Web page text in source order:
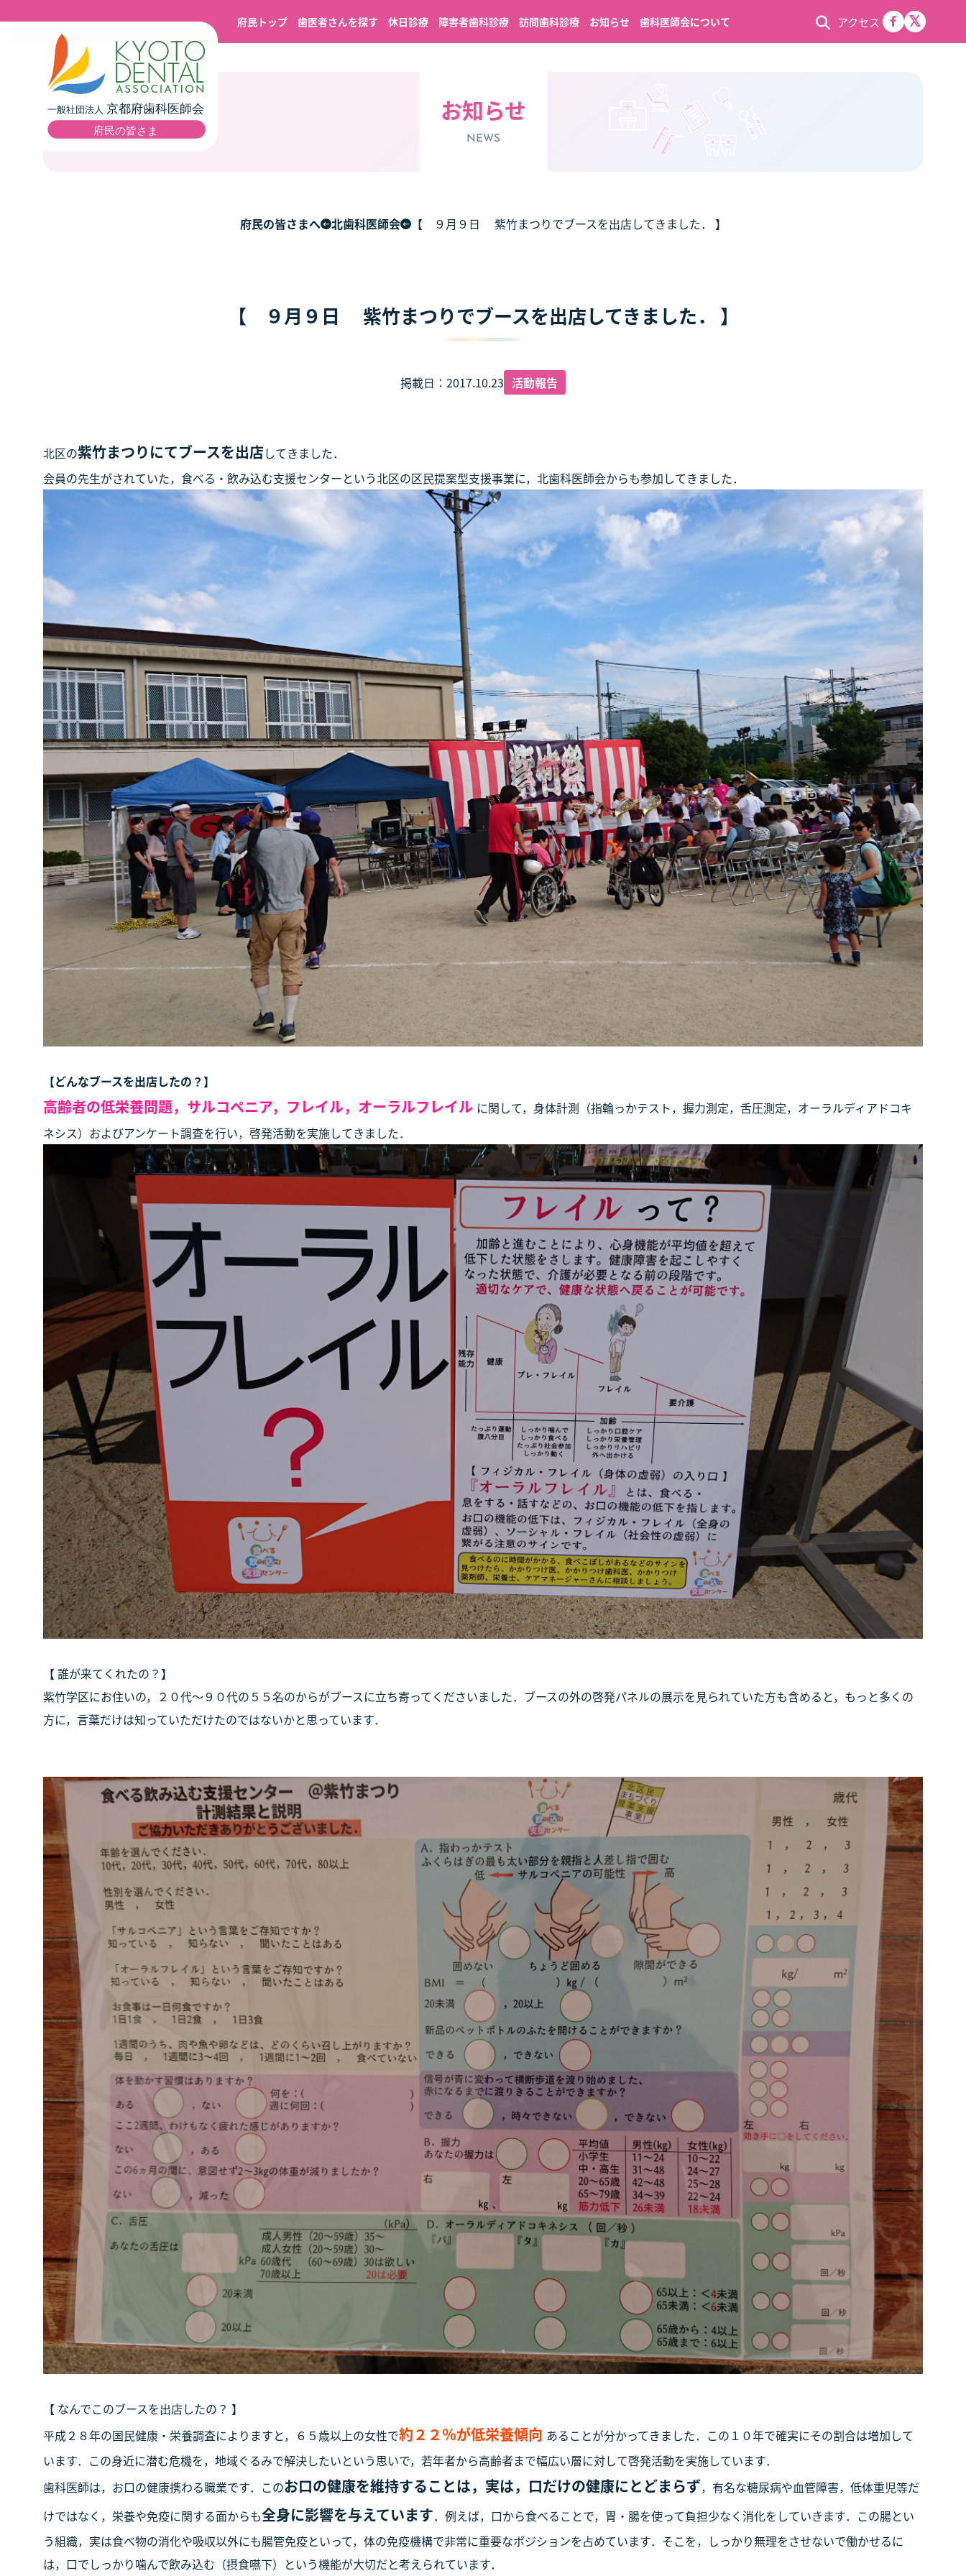
府民トップ 歯医者さんを探す 休日診療 障害者歯科診療 訪問歯科診療 お知らせ 歯科医師会について アクセス
お知らせ
NEWS
府民の皆さまへ 北歯科医師会 【 ９月９日 紫竹まつりでブースを出店してきました． 】
【 ９月９日 紫竹まつりでブースを出店してきました． 】
掲載日：2017.10.23 活動報告
北区の紫竹まつりにてブースを出店してきました．
会員の先生がされていた，食べる・飲み込む支援センターという北区の区民提案型支援事業に，北歯科医師会からも参加してきました．
【どんなブースを出店したの？】
高齢者の低栄養問題，サルコペニア，フレイル，オーラルフレイル に関して，身体計測（指輪っかテスト，握力測定，舌圧測定，オーラルディアドコキ
ネシス）およびアンケート調査を行い，啓発活動を実施してきました．
【 誰が来てくれたの？】
紫竹学区にお住いの，２０代～９０代の５５名のからがブースに立ち寄ってくださいました．ブースの外の啓発パネルの展示を見られていた方も含めると，もっと多くの
方に，言葉だけは知っていただけたのではないかと思っています．
【 なんでこのブースを出店したの？ 】
平成２８年の国民健康・栄養調査によりますと，６５歳以上の女性で約２２％が低栄養傾向 あることが分かってきました．この１０年で確実にその割合は増加して
います．この身近に潜む危機を，地域ぐるみで解決したいという思いで，若年者から高齢者まで幅広い層に対して啓発活動を実施しています．
歯科医師は，お口の健康携わる職業です．このお口の健康を維持することは，実は，口だけの健康にとどまらず，有名な糖尿病や血管障害，低体重児等だ
けではなく，栄養や免疫に関する面からも全身に影響を与えています．例えば，口から食べることで，胃・腸を使って負担少なく消化をしていきます．この腸とい
う組織，実は食べ物の消化や吸収以外にも腸管免疫といって，体の免疫機構で非常に重要なポジションを占めています．そこを，しっかり無理をさせないで働かせるに
は，口でしっかり噛んで飲み込む（摂食嚥下）という機能が大切だと考えられています．